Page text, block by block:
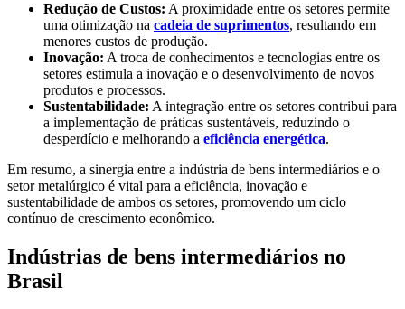
Redução de Custos: A proximidade entre os setores permite
uma otimização na cadeia de suprimentos, resultando em
menores custos de produção.
Inovação: A troca de conhecimentos e tecnologias entre os
setores estimula a inovação e o desenvolvimento de novos
produtos e processos.
Sustentabilidade: A integração entre os setores contribui para
a implementação de práticas sustentáveis, reduzindo o
desperdício e melhorando a eficiência energética.
Em resumo, a sinergia entre a indústria de bens intermediários e o
setor metalúrgico é vital para a eficiência, inovação e
sustentabilidade de ambos os setores, promovendo um ciclo
contínuo de crescimento econômico.
Indústrias de bens intermediários no
Brasil